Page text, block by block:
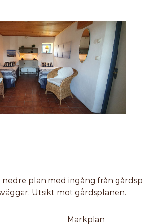
plan med ingång från
Utsikt mot gårdsplanen.
Markplan